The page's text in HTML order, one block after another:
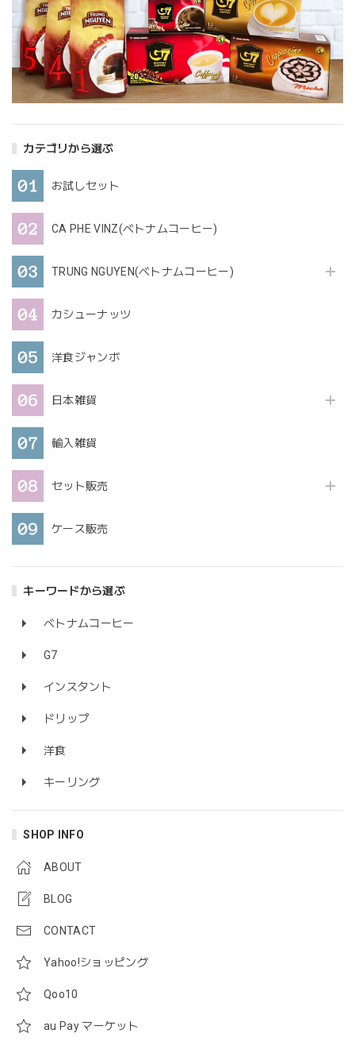
カテゴリから選ぶ
お試しセット
CA PHE VINZ(ベトナムコーヒー)
TRUNG NGUYEN(ベトナムコーヒー)
カシューナッツ
洋食ジャンボ
日本雑貨
輸入雑貨
セット販売
ケース販売
キーワードから選ぶ
ベトナムコーヒー
G7
インスタント
ドリップ
洋食
キーリング
SHOP INFO
ABOUT
BLOG
CONTACT
Yahoo!ショッピング
Qoo10
au Pay マーケット